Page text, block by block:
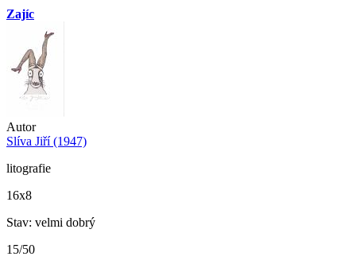
Zajíc
Autor
Slíva Jiří (1947)
litografie
16x8
Stav: velmi dobrý
15/50